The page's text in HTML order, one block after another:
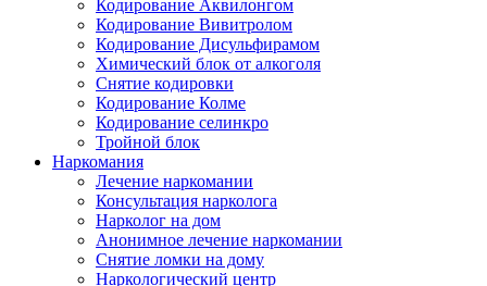
Кодирование Аквилонгом
Кодирование Вивитролом
Кодирование Дисульфирамом
Химический блок от алкоголя
Снятие кодировки
Кодирование Колме
Кодирование селинкро
Тройной блок
Наркомания
Лечение наркомании
Консультация нарколога
Нарколог на дом
Анонимное лечение наркомании
Снятие ломки на дому
Наркологический центр